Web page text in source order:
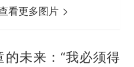
看更多图片
未来：“我必须得